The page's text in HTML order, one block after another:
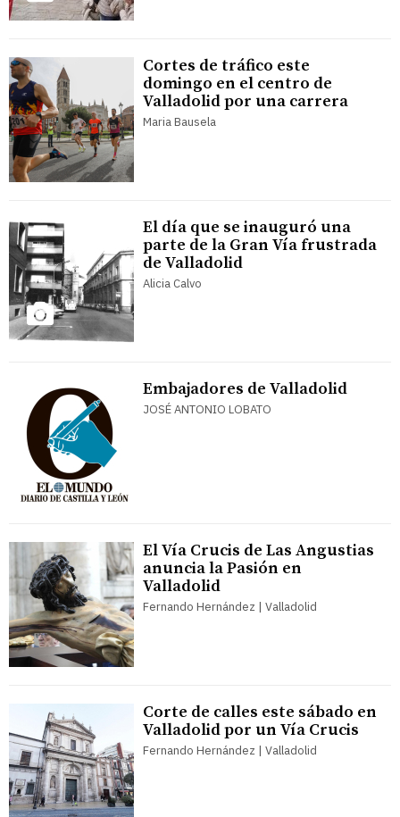
Cortes de tráfico este
domingo en el centro de
Valladolid por una carrera
Maria Bausela
El día que se inauguró una
parte de la Gran Vía frustrada
de Valladolid
Alicia Calvo
Embajadores de Valladolid
JOSÉ ANTONIO LOBATO
El Vía Crucis de Las Angustias
anuncia la Pasión en
Valladolid
Fernando Hernández | Valladolid
Corte de calles este sábado en
Valladolid por un Vía Crucis
Fernando Hernández | Valladolid